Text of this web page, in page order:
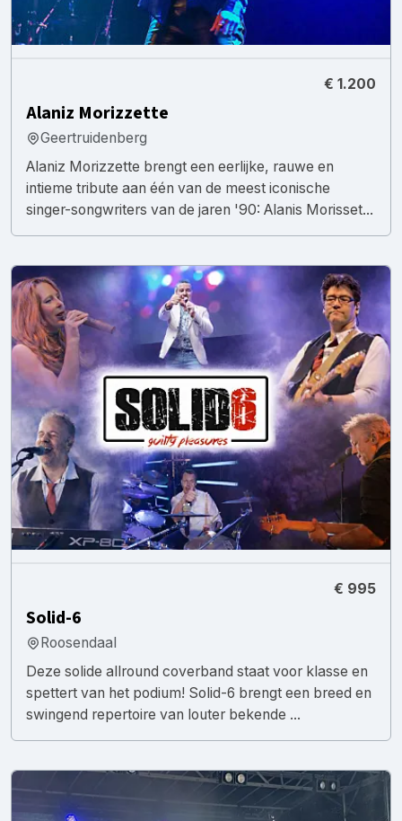
€ 1.200
Alaniz Morizzette
Geertruidenberg
Alaniz Morizzette brengt een eerlijke, rauwe en
intieme tribute aan één van de meest iconische
singer-songwriters van de jaren '90: Alanis Morisset...
€ 995
Solid-6
Roosendaal
Deze solide allround coverband staat voor klasse en
spettert van het podium! Solid-6 brengt een breed en
swingend repertoire van louter bekende ...